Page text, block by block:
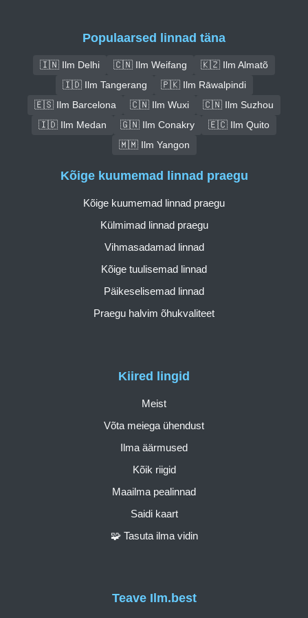
Populaarsed linnad täna
🇮🇳 Ilm Delhi 🇨🇳 Ilm Weifang
🇰🇿 Ilm Almatõ
🇮🇩 Ilm Tangerang
🇵🇰 Ilm Rāwalpindi
🇪🇸 Ilm Barcelona
🇨🇳 Ilm Wuxi
🇨🇳 Ilm Suzhou
🇮🇩 Ilm Medan
🇬🇳 Ilm Conakry
🇪🇨 Ilm Quito
🇲🇲 Ilm Yangon
Teave Ilm.best
Kiired lingid
Meist
Võta meiega ühendust
Ilma äärmused
Kõik riigid
Maailma pealinnad
Saidi kaart
🧩 Tasuta ilma vidin
Kõige kuumemad linnad praegu
Kõige kuumemad linnad praegu
Külmimad linnad praegu
Vihmasadamad linnad
Kõige tuulisemad linnad
Päikeselisemad linnad
Praegu halvim õhukvaliteet